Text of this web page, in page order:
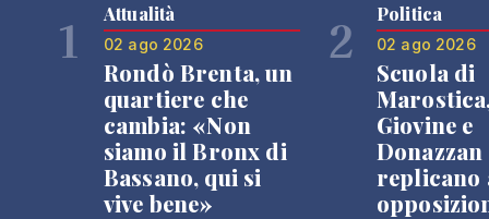
1 Attualità
02 ago 2026
Rondò Brenta, un
quartiere che
cambia: «Non
siamo il Bronx di
Bassano, qui si
vive bene»
2 Politica
02 ago 2026
Scuola di
Giovine e
Donazzan
replicano